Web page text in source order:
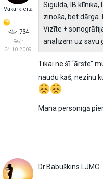
Vakarkleita
734
Reģ:
04.10.2009
Sigulda, IB
zinoša, bet dārga.
Vizīte +
analīzēm uz savu
Tikai ne šī “ārste”
naudu kāš, nezinu
Mana personīgā
Dr.Babuškins LJMC